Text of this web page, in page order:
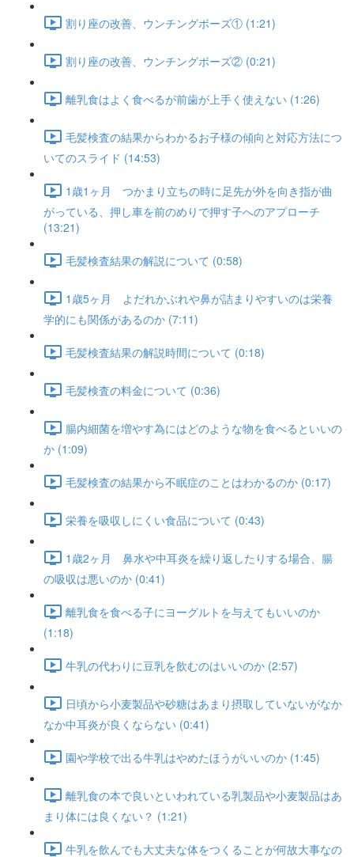
割り座の改善、ウンチングポーズ① (1:21)
割り座の改善、ウンチングポーズ② (0:21)
離乳食はよく食べるが前歯が上手く使えない (1:26)
毛髪検査の結果からわかるお子様の傾向と対応方法につ
いてのスライド (14:53)
1歳1ヶ月 つかまり立ちの時に足先が外を向き指が曲
がっている、押し車を前のめりで押す子へのアプローチ
(13:21)
毛髪検査結果の解説について (0:58)
1歳5ヶ月 よだれかぶれや鼻が詰まりやすいのは栄養
学的にも関係があるのか (7:11)
毛髪検査結果の解説時間について (0:18)
毛髪検査の料金について (0:36)
腸内細菌を増やす為にはどのような物を食べるといいの
か (1:09)
毛髪検査の結果から不眠症のことはわかるのか (0:17)
栄養を吸収しにくい食品について (0:43)
1歳2ヶ月 鼻水や中耳炎を繰り返したりする場合、腸
の吸収は悪いのか (0:41)
離乳食を食べる子にヨーグルトを与えてもいいのか
(1:18)
牛乳の代わりに豆乳を飲むのはいいのか (2:57)
日頃から小麦製品や砂糖はあまり摂取していないがなか
なか中耳炎が良くならない (0:41)
園や学校で出る牛乳はやめたほうがいいのか (1:45)
離乳食の本で良いといわれている乳製品や小麦製品はあ
まり体には良くない？ (1:21)
牛乳を飲んでも大丈夫な体をつくることが何故大事なの